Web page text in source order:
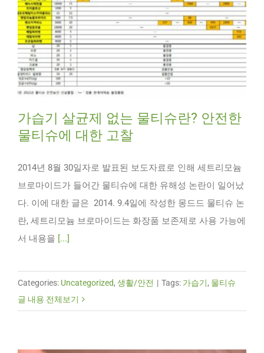
가습기 살균제 없는 물티슈란? 안전한
물티슈에 대한 고찰
2014년 8월 30일자로 발표된 보도자료로 인해 세트리모늄
브로마이드가 들어간 물티슈에 대한 유해성 논란이 일어났
다. 이에 대한 글은 2014. 9.4일에 작성한 몽드드 물티슈 논
란, 세트리모늄 브로마이드는 화장품 보존제로 사용 가능에
서 내용을 [...]
Categories: Uncategorized, 생활/안전 | Tags: 가습기, 물티슈
글 내용 전체보기